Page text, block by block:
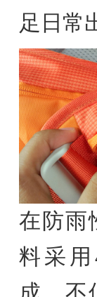
足日常
在防雨
料采用